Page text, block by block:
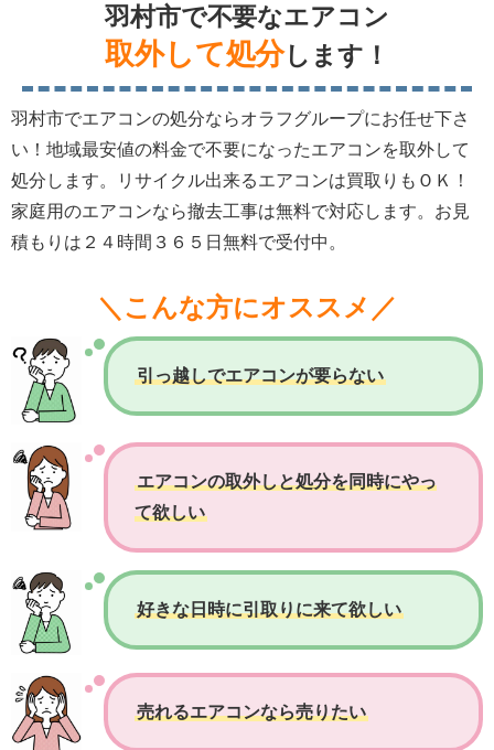
羽村市で不要なエアコン
取外して処分します！
羽村市でエアコンの処分ならオラフグループにお任せ下さ
い！地域最安値の料金で不要になったエアコンを取外して
処分します。リサイクル出来るエアコンは買取りもＯＫ！
家庭用のエアコンなら撤去工事は無料で対応します。お見
積もりは２４時間３６５日無料で受付中。
＼こんな方にオススメ／
引っ越しでエアコンが要らない
エアコンの取外しと処分を同時にやっ
て欲しい
好きな日時に引取りに来て欲しい
売れるエアコンなら売りたい